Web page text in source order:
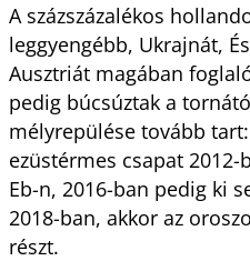
A százszázalékos
leggyengébb, Ukrajnát,
Ausztriát magában
pedig búcsúztak a
mélyrepülése tovább
ezüstérmes csapat
Eb-n, 2016-ban pedig ki
2018-ban, akkor az
részt.